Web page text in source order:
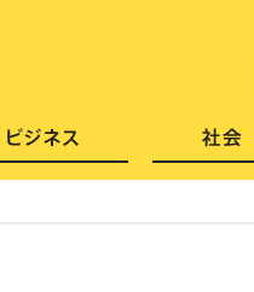
メ スキャンダル